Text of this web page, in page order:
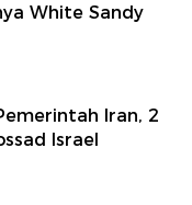
White Sandy
Iran, 2
Israel